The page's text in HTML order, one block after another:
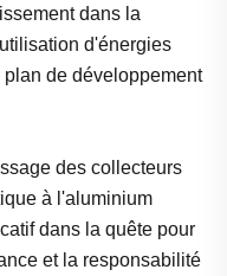
dans la
d'énergies
de développement
des collecteurs
à l'aluminium
dans la quête pour
et la responsabilité